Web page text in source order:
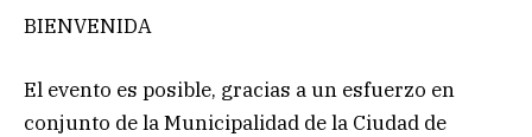
BIENVENIDA
El evento es posible, gracias a un esfuerzo en
conjunto de la Municipalidad de la Ciudad de